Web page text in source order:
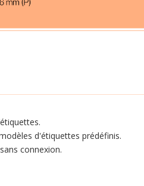
d'étiquettes prédéfinis.
connexion.